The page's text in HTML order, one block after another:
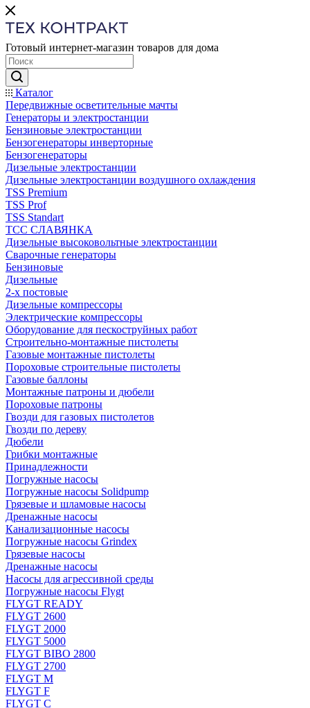
Готовый интернет-магазин товаров для дома
Каталог
Передвижные осветительные мачты
Генераторы и электростанции
Бензиновые электростанции
Бензогенераторы инверторные
Бензогенераторы
Дизельные электростанции
Дизельные электростанции воздушного охлаждения
TSS Premium
TSS Prof
TSS Standart
ТСС СЛАВЯНКА
Дизельные высоковольтные электростанции
Сварочные генераторы
Бензиновые
Дизельные
2-х постовые
Дизельные компрессоры
Электрические компрессоры
Оборудование для пескоструйных работ
Строительно-монтажные пистолеты
Газовые монтажные пистолеты
Пороховые строительные пистолеты
Газовые баллоны
Монтажные патроны и дюбели
Пороховые патроны
Гвозди для газовых пистолетов
Гвозди по дереву
Дюбели
Грибки монтажные
Принадлежности
Погружные насосы
Погружные насосы Solidpump
Грязевые и шламовые насосы
Дренажные насосы
Канализационные насосы
Погружные насосы Grindex
Грязевые насосы
Дренажные насосы
Насосы для агрессивной среды
Погружные насосы Flygt
FLYGT READY
FLYGT 2600
FLYGT 2000
FLYGT 5000
FLYGT BIBO 2800
FLYGT 2700
FLYGT M
FLYGT F
FLYGT C